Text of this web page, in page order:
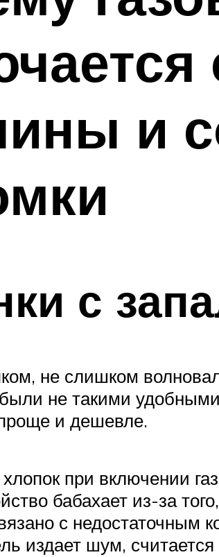
и
с
не слишком
не такими
и дешевле.
при включении
бабахает из-за
с недостаточным
издает шум,